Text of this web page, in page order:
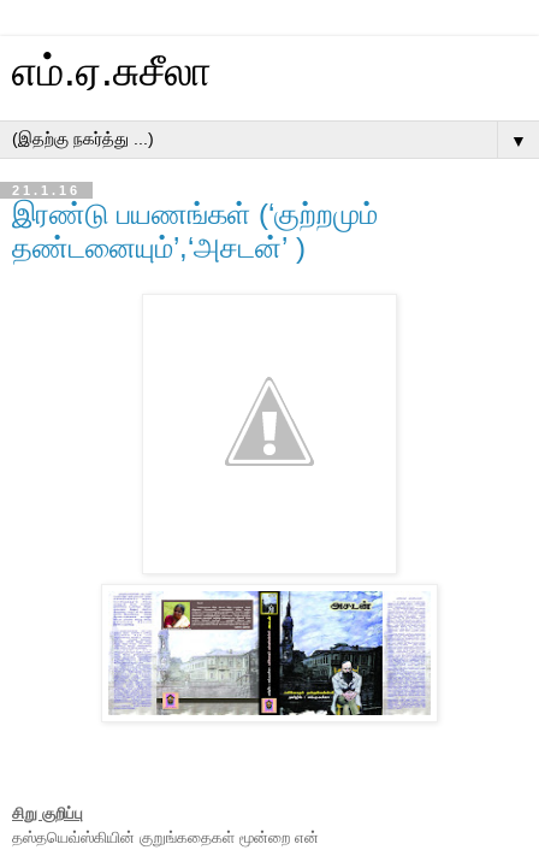
எம்.ஏ.சுசீலா
▼
21.1.16
இரண்டு பயணங்கள் (‘குற்றமும்
தண்டனையும்’,‘அசடன்’ )
சிறு குறிப்பு
தஸ்தயெவ்ஸ்கியின் குறுங்கதைகள் மூன்றை என்